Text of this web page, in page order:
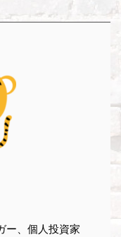
ー、個人投資家